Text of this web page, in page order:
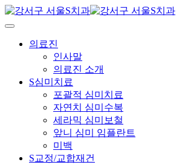
Skip
content
의료진
인사말
의료진 소개
S심미치료
포괄적 심미치료
자연치 심미수복
세라믹 심미보철
앞니 심미 임플란트
미백
S교정/교합재건